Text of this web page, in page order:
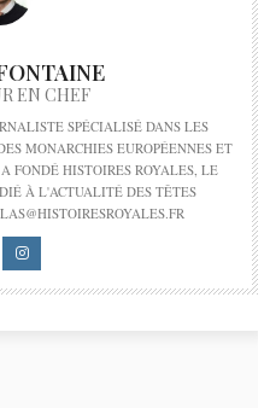
EN CHEF
SPÉCIALISÉ DANS LES
MONARCHIES EUROPÉENNES ET
FONDÉ HISTOIRES ROYALES, LE
À L'ACTUALITÉ DES TÊTES